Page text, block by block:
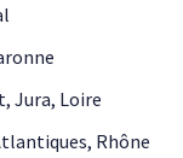
Jura, Loire
Rhône